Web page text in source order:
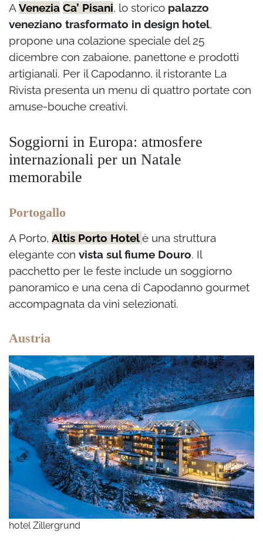
AVenezia Ca’ Pisani, lo storico palazzo
veneziano trasformato in design hotel,
propone una colazione speciale del 25
dicembre con zabaione, panettone e prodotti
artigianali. Per il Capodanno, il ristorante La
Rivista presenta un menu di quattro portate con
amuse-bouche creativi.
Soggiorni in Europa: atmosfere
internazionali per un Natale
memorabile
Portogallo
A Porto, Altis Porto Hotelè una struttura
elegante con vista sul fiume Douro. Il
pacchetto per le feste include un soggiorno
panoramico e una cena di Capodanno gourmet
accompagnata da vini selezionati.
Austria
hotel Zillergrund